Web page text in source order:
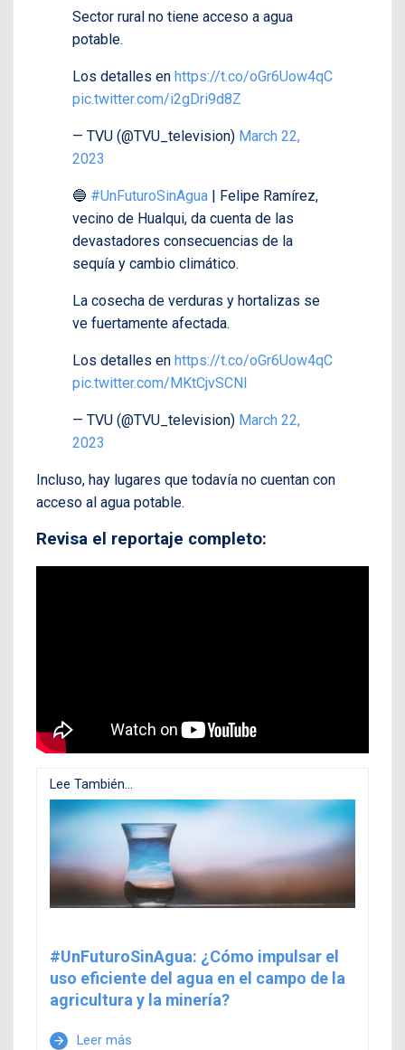
Sector rural no tiene acceso a agua
potable.
Los detalles en https://t.co/oGr6Uow4qC
pic.twitter.com/i2gDri9d8Z
— TVU (@TVU_television) March 22,
2023
🔵 #UnFuturoSinAgua | Felipe Ramírez,
vecino de Hualqui, da cuenta de las
devastadores consecuencias de la
sequía y cambio climático.
La cosecha de verduras y hortalizas se
ve fuertamente afectada.
Los detalles en https://t.co/oGr6Uow4qC
pic.twitter.com/MKtCjvSCNl
— TVU (@TVU_television) March 22,
2023
Incluso, hay lugares que todavía no cuentan con
acceso al agua potable.
Revisa el reportaje completo:
Lee También...
#UnFuturoSinAgua: ¿Cómo impulsar el
uso eficiente del agua en el campo de la
agricultura y la minería?
arrow_forward Leer más